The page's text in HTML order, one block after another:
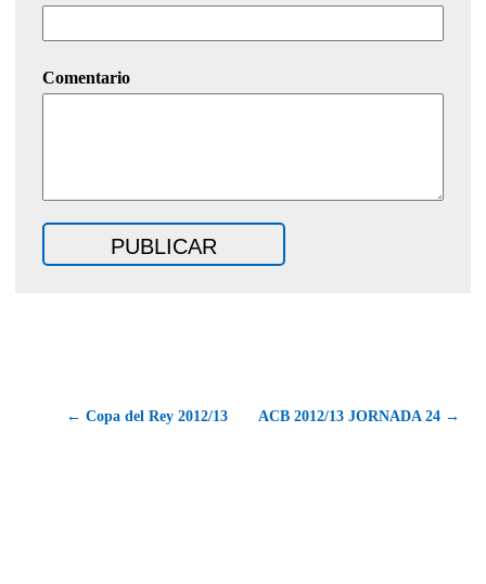
Comentario
← Copa del Rey 2012/13 ACB 2012/13 JORNADA 24 →